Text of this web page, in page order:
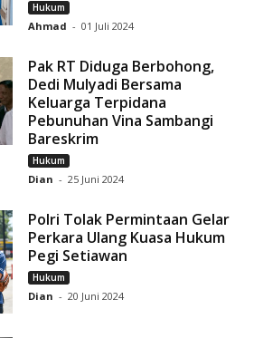
Hukum
Ahmad - 01 Juli 2024
Pak RT Diduga Berbohong,
Dedi Mulyadi Bersama
Keluarga Terpidana
Pebunuhan Vina Sambangi
Bareskrim
Hukum
Dian - 25 Juni 2024
Polri Tolak Permintaan Gelar
Perkara Ulang Kuasa Hukum
Pegi Setiawan
Hukum
Dian - 20 Juni 2024